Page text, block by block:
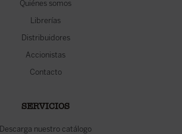
Quiénes somos
Librerías
Distribuidores
Accionistas
Contacto
SERVICIOS
Descarga nuestro catálogo